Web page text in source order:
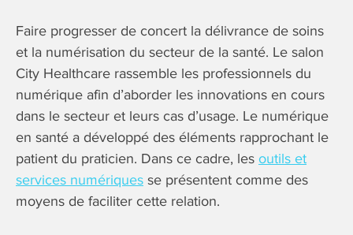
Faire progresser de concert la délivrance de soins
et la numérisation du secteur de la santé. Le salon
City Healthcare rassemble les professionnels du
numérique afin d’aborder les innovations en cours
dans le secteur et leurs cas d’usage. Le numérique
en santé a développé des éléments rapprochant le
patient du praticien. Dans ce cadre, les outils et
services numériques se présentent comme des
moyens de faciliter cette relation.